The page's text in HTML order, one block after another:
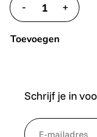
- +
Toevoegen
Schrijf je in
NewsletterEmail